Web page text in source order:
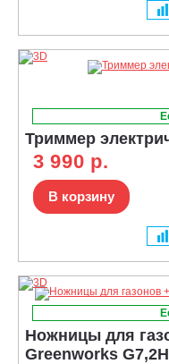
Триммер
3 990 р.
В корзину
Ножницы для
Greenworks